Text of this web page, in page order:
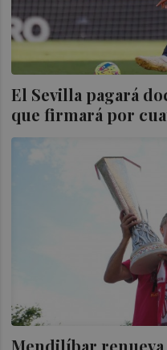
El Sevilla pagará
que firmará por
Mendilíbar